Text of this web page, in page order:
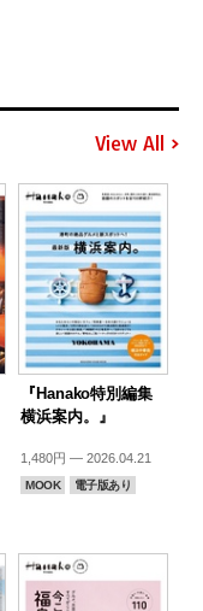
View All
『Hanako特別編集
横浜案内。』
1,480円 — 2026.04.21
MOOK 電子版あり